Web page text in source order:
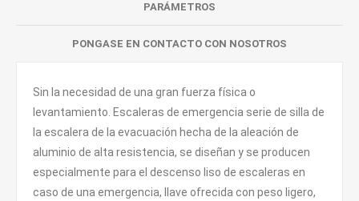
PARÁMETROS
PONGASE EN CONTACTO CON NOSOTROS
Sin la necesidad de una gran fuerza física o
levantamiento. Escaleras de emergencia serie de silla de
la escalera de la evacuación hecha de la aleación de
aluminio de alta resistencia, se diseñan y se producen
especialmente para el descenso liso de escaleras en
caso de una emergencia, llave ofrecida con peso ligero,